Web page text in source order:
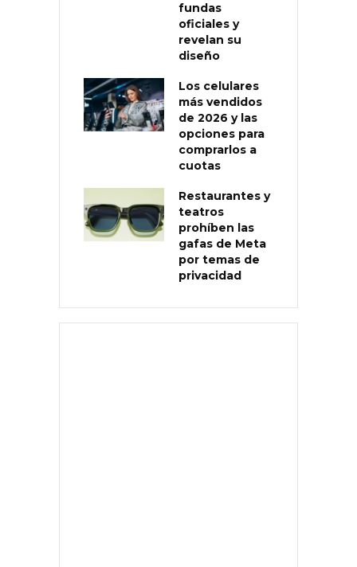
fundas
oficiales y
revelan su
diseño
Los celulares
más vendidos
de 2026 y las
opciones para
comprarlos a
cuotas
Restaurantes y
teatros
prohíben las
gafas de Meta
por temas de
privacidad